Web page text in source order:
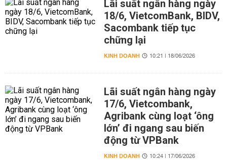
Lãi suất ngân hàng ngày
18/6, VietcomBank, BIDV,
Sacombank tiếp tục
chững lại
KINH DOANH 10:21 | 18/06/2026
Lãi suất ngân hàng ngày
17/6, Vietcombank,
Agribank cùng loạt ‘ông
lớn’ đi ngang sau biến
động từ VPBank
KINH DOANH 10:24 | 17/06/2026